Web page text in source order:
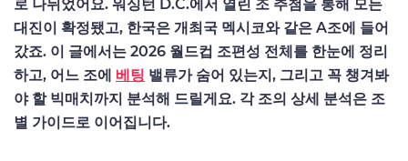
로 나뉘었어요. 워싱턴 D.C.에서 열린 조 추첨을 통해 모든
대진이 확정됐고, 한국은 개최국 멕시코와 같은 A조에 들어
갔죠. 이 글에서는 2026 월드컵 조편성 전체를 한눈에 정리
하고, 어느 조에 베팅 밸류가 숨어 있는지, 그리고 꼭 챙겨봐
야 할 빅매치까지 분석해 드릴게요. 각 조의 상세 분석은 조
별 가이드로 이어집니다.